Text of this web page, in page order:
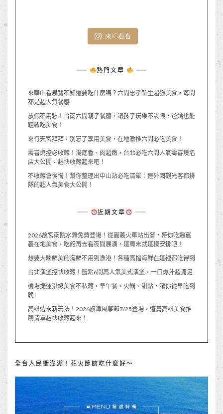
來IG看看
熱門文章
來華山看展覽不知道要吃什麼嗎？六間忠孝新生超強美食，每間
都是超人氣餐廳
放假不用愁！台南六間親子餐廳，讓孩子玩樂不設限，爸媽也能
輕鬆吃美食！
來行天宮拜拜，別忘了享用美食，在地激推六間必吃美食！
壽喜燒控必收藏！湯底香、肉超嫩，台北必吃六間人氣壽喜燒名
店大公開，趕快收藏起來吧！
不收藏會後悔！幫你整理出中山站必吃清單：連外國觀光客都排
隊的超人氣美食大公開！
近期文章
2026故宮南院水舞免費登場！從嘉義火車站出發，帶你吃遍嘉
義在地美食，吃飽再去看夜間展演，這周末就這樣安排吧！
想要大啖鮮美的海鮮不用到漁港！各種高檔海鮮在這裡都吃得到
台北漢堡控快收藏！盤點6間高人氣美式漢堡，一口爆汁超滿足
機場捷運沿線美食不私藏，早午餐、火鍋、甜點，讓你從早吃到
晚!
高雄週末新玩法！2026旗津風箏節7/25登場，這篇高雄美食推
薦清單趕快收藏起來！
全台人民衝澎湖！花火節該吃什麼好～